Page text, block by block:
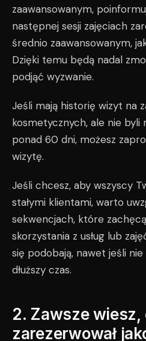
zaawansowanym,
następnej sesji zajęciach
średnio zaawansowanym,
Dzięki temu będą nadal
podjąć wyzwanie.
Jeśli mają historię wizyt na
kosmetycznych, ale nie byli
ponad 60 dni, możesz
wizytę.
Jeśli chcesz, aby wszyscy
stałymi klientami, warto
sekwencjach, które
skorzystania z usług lub
się podobają, nawet jeśli
dłuższy czas.
2. Zawsze
zarezerwował